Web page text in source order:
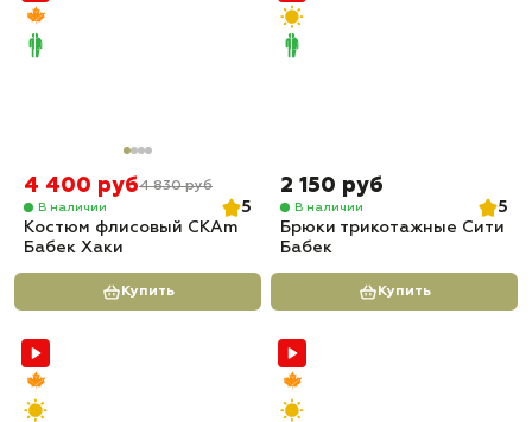
4 400 руб4 830 руб
В наличии
5
Костюм флисовый СКАm
Бабек Хаки
Купить
2 150 руб
В наличии
5
Брюки трикотажные Сити
Бабек
Купить